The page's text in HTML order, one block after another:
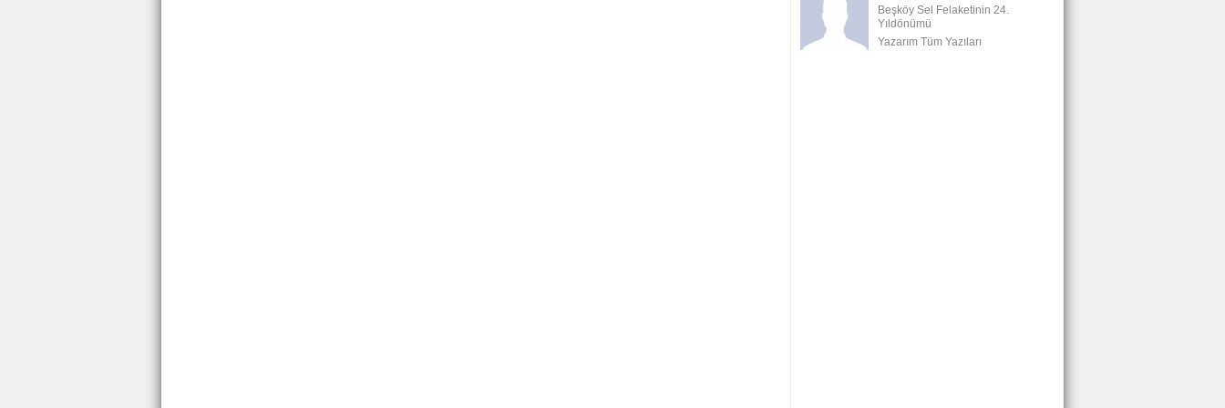
Beşköy Sel Felaketinin 24.
Yıldönümü
Yazarım Tüm Yazıları